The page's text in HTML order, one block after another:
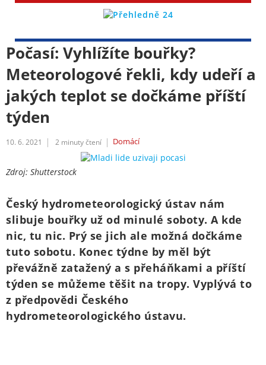
Počasí: Vyhlížíte bouřky?
Meteorologové řekli, kdy udeří a
jakých teplot se dočkáme příští
týden
10. 6. 2021 2 minuty čtení Domácí
Zdroj: Shutterstock
Český hydrometeorologický ústav nám
slibuje bouřky už od minulé soboty. A kde
nic, tu nic. Prý se jich ale možná dočkáme
tuto sobotu. Konec týdne by měl být
převážně zatažený a s přeháňkami a příští
týden se můžeme těšit na tropy. Vyplývá to
z předpovědi Českého
hydrometeorologického ústavu.